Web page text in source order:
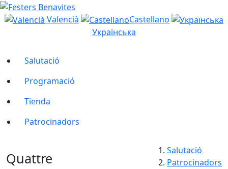
Valencià
Castellano
Українська
Salutació
Programació
Tienda
Patrocinadors
Quattre
Salutació
Patrocinadors